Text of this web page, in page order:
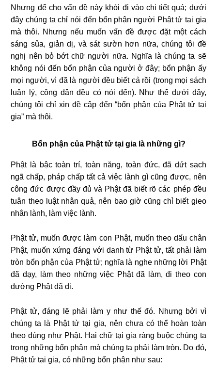
Nhưng để cho vấn đề này khỏi đi vào chi tiết quá; dưới
đây chúng ta chỉ nói đến bổn phận người Phật tử tại gia
mà thôi. Nhưng nếu muốn vấn đề được đặt một cách
sáng sủa, giản dị, và sát sườn hơn nữa, chúng tôi đề
nghị nên bỏ bớt chữ người nữa. Nghĩa là chúng ta sẽ
không nói đến bổn phận của người ở đây; bổn phận ấy
mọi người, vì đã là người đều biết cả rồi (trong mọi sách
luân lý, công dân đều có nói đến). Như thế dưới đây,
chúng tôi chỉ xin đề cập đến “bổn phận của Phật tử tại
gia” mà thôi.
Bổn phận của Phật tử tại gia là những gì?
Phật là bậc toàn trí, toàn năng, toàn đức, đã dứt sạch
ngã chấp, pháp chấp tất cả việc lành gì cũng được, nên
công đức được đầy đủ và Phật đã biết rõ các phép đều
tuân theo luật nhân quả, nên bao giờ cũng chỉ biết gieo
nhân lành, làm việc lành.
Phật tử, muốn được làm con Phật, muốn theo dấu chân
Phật, muốn xứng đáng với danh từ Phật tử, tất phải làm
tròn bổn phận của Phật tử; nghĩa là nghe những lời Phật
đã dạy, làm theo những việc Phật đã làm, đi theo con
đường Phật đã đi.
Phật tử, đáng lẽ phải làm y như thế đó. Nhưng bởi vì
chúng ta là Phật tử tại gia, nên chưa có thể hoàn toàn
theo đúng như Phật. Hai chữ tại gia ràng buộc chúng ta
trong những bổn phận mà chúng ta phải làm tròn. Do đó,
Phật tử tại gia, có những bổn phận như sau: